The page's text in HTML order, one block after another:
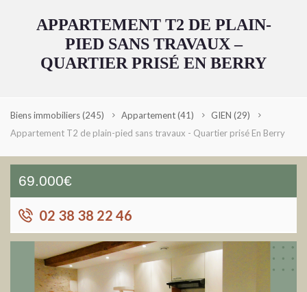
APPARTEMENT T2 DE PLAIN-
PIED SANS TRAVAUX –
QUARTIER PRISÉ EN BERRY
Biens immobiliers(245) Appartement(41) GIEN (29)
Appartement T2 de plain-pied sans travaux - Quartier prisé En Berry
69.000€
02 38 38 22 46